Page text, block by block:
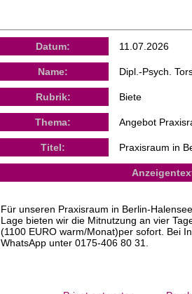
Datum: 11.07.2026
Name: Dipl.-Psych.
Rubrik: Biete
Thema: Angebot
Titel: Praxisraum in
Für unseren Praxisraum in Berlin-
Lage bieten wir die Mitnutzung an vier
(1100 EURO warm/Monat)per sofort. Bei
WhatsApp unter 0175-406 80 31.